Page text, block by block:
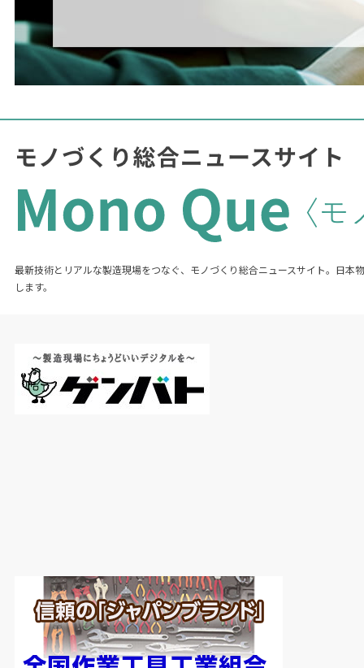
最新技術とリアルな製造現場をつなぐ、モノづくり総合ニュースサイト。日本
します。